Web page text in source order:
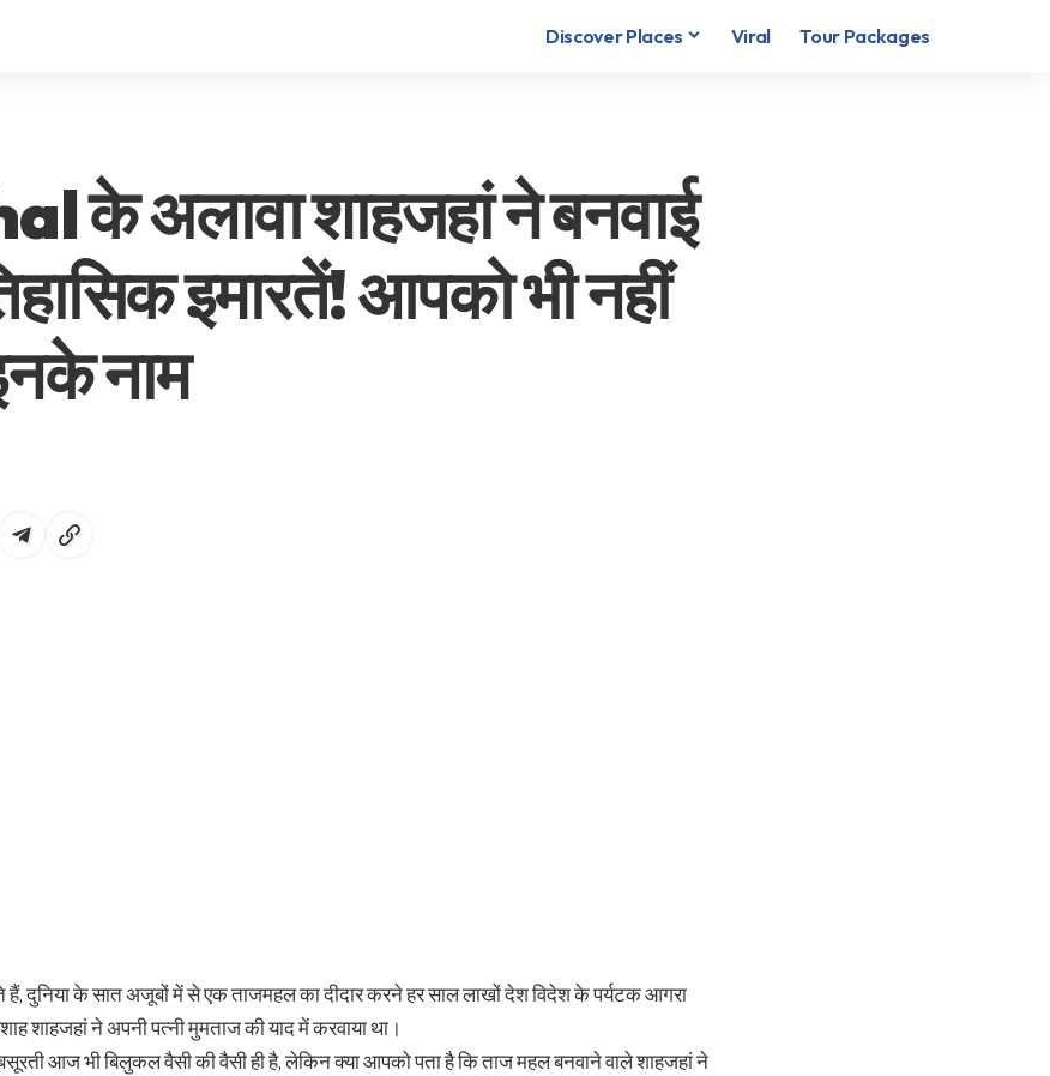
Discover Places Viral Tour Packages
के अलावा शाहजहां ने बनवाई
इमारतें! आपको भी नहीं
नाम
दुनिया के सात अजूबों में से एक ताजमहल का दीदार करने हर साल लाखों देश विदेश के पर्यटक आगरा
शाहजहां ने अपनी पत्‍नी मुमताज की याद में करवाया था।
आज भी बिलुकल वैसी की वैसी ही है, लेकिन क्या आपको पता है कि ताज महल बनवाने वाले शाहजहां ने